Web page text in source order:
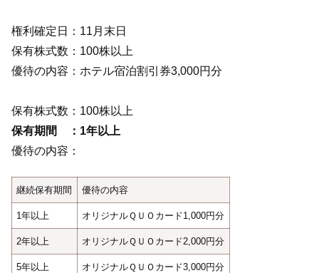
権利確定日：11月末日
保有株式数：100株以上
優待の内容：ホテル宿泊割引券3,000円分
保有株式数：100株以上
保有期間 ：1年以上
優待の内容：
継続保有期間 優待の内容
1年以上 オリジナルＱＵＯカード1,000円分
2年以上 オリジナルＱＵＯカード2,000円分
5年以上 オリジナルＱＵＯカード3,000円分